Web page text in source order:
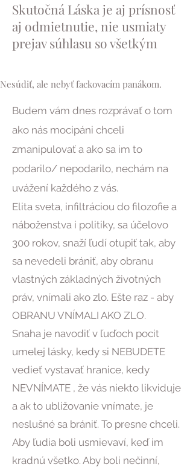
Skutočná Láska je aj prísnosť
aj odmietnutie, nie usmiaty
prejav súhlasu so všetkým
Nesúdiť, ale nebyť fackovacím panákom.
Budem vám dnes rozprávať o tom
ako nás mocipáni chceli
zmanipulovať a ako sa im to
podarilo/ nepodarilo, nechám na
uvážení každého z vás.
Elita sveta, infiltráciou do filozofie a
náboženstva i politiky, sa účelovo
300 rokov, snaží ľudí otupiť tak, aby
sa nevedeli brániť, aby obranu
vlastných základných životných
práv, vnímali ako zlo. Ešte raz - aby
OBRANU VNÍMALI AKO ZLO.
Snaha je navodiť v ľuďoch pocit
umelej lásky, kedy si NEBUDETE
vedieť vystavať hranice, kedy
NEVNÍMATE , že vás niekto likviduje
a ak to ubližovanie vnímate, je
neslušné sa brániť. To presne chceli.
Aby ľudia boli usmievaví, keď im
kradnú všetko. Aby boli nečinní,